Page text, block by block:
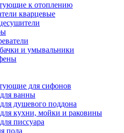
к отоплению
кварцевые
и умывальники
для сифонов
ванны
душевого поддона
кухни, мойки и раковины
писсуара
пола